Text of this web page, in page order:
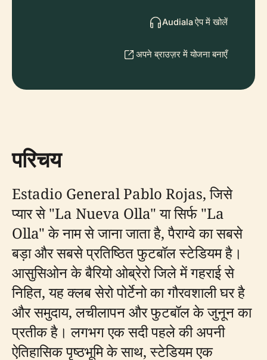
Audiala ऐप में खोलें
अपने ब्राउज़र में योजना बनाएँ
परिचय
Estadio General Pablo Rojas, जिसे
प्यार से "La Nueva Olla" या सिर्फ "La
Olla" के नाम से जाना जाता है, पैराग्वे का सबसे
बड़ा और सबसे प्रतिष्ठित फुटबॉल स्टेडियम है।
आसुसिओन के बैरियो ओब्रेरो जिले में गहराई से
निहित, यह क्लब सेरो पोर्टेनो का गौरवशाली घर है
और समुदाय, लचीलापन और फुटबॉल के जुनून का
प्रतीक है। लगभग एक सदी पहले की अपनी
ऐतिहासिक पृष्ठभूमि के साथ, स्टेडियम एक